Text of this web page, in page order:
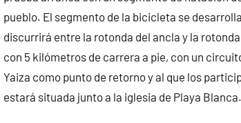
pueblo. El segmento de la bicicleta se
discurrirá entre la rotonda del ancla y la
con 5 kilómetros de carrera a pie, con un
Yaiza como punto de retorno y al que los
estará situada junto a la iglesia de Playa Blanca.